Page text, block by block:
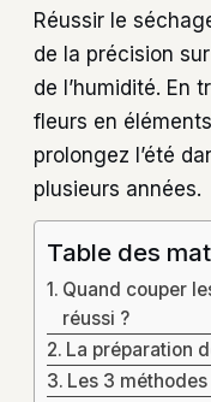
Réussir le
de la précision
de l’humidité. En
fleurs en
prolongez l’été
plusieurs années.
Table des
Quand couper
réussi ?
La préparation
Les 3